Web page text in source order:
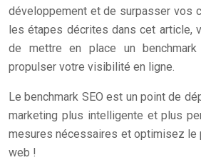
développement et de surpasser vos
les étapes décrites dans cet article,
de mettre en place un
propulser votre visibilité en ligne.
Le benchmark SEO est un point de
marketing plus intelligente et plus
mesures nécessaires et optimisez
web !